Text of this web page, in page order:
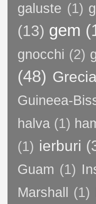
galuste (1)
(13) gem
gnocchi (2)
(48) Grecia
Guineea-
halva (1)
(1) ierburi
Guam (1)
Marshall
(1)